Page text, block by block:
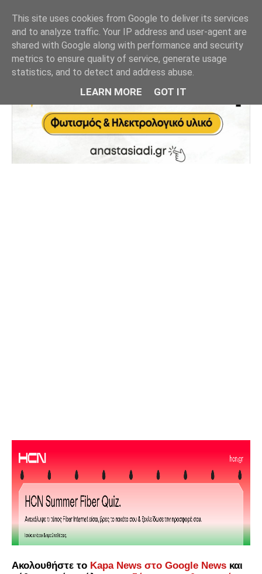
Ακολουθήστε το Kapa News στο Google News και
This site uses cookies from Google to deliver its services
and to analyze traffic. Your IP address and user-agent are
shared with Google along with performance and security
metrics to ensure quality of service, generate usage
statistics, and to detect and address abuse.
LEARN MORE GOT IT